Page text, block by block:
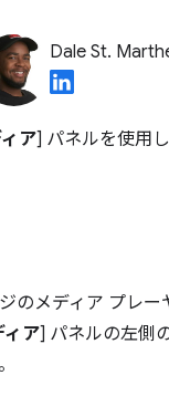
Dale St.
ア] パネルを使用
のメディア プレ
ィア] パネルの左側